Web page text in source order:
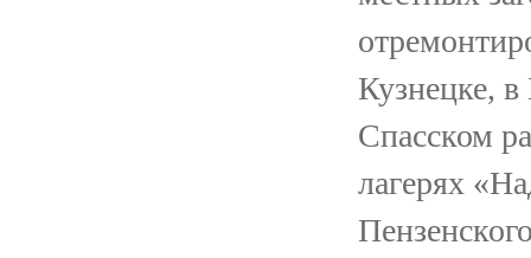
Кузнецке,
Спасском
лагерях